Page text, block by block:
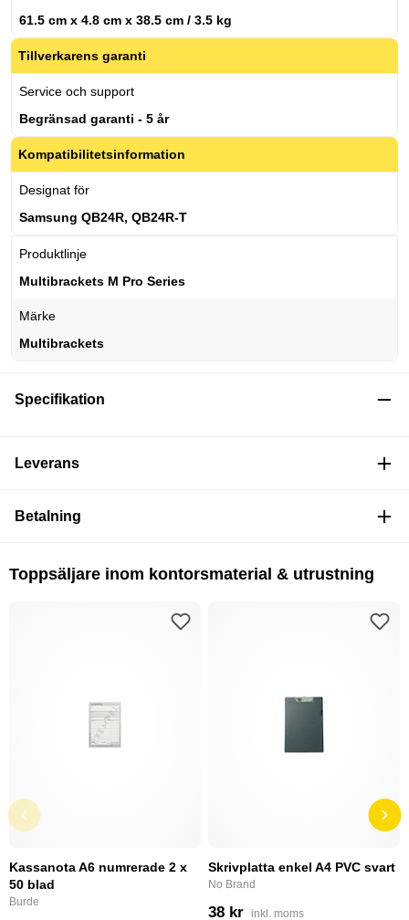
61.5 cm x 4.8 cm x 38.5 cm / 3.5 kg
Tillverkarens garanti
Service och support
Begränsad garanti - 5 år
Kompatibilitetsinformation
Designat för
Samsung QB24R, QB24R-T
Produktlinje
Multibrackets M Pro Series
Märke
Multibrackets
Specifikation
Leverans
Betalning
Toppsäljare inom kontorsmaterial & utrustning
Kassanota A6 numrerade 2 x
50 blad
Burde
Skrivplatta enkel A4 PVC svart
No Brand
38 kr inkl. moms